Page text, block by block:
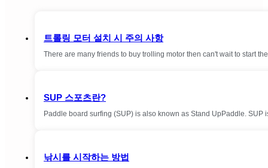
트롤링 모터 설치 시 주의 사항
There are many friends to buy trolling motor then can't wait to start
SUP 스포츠란?
Paddle board surfing (SUP) is also known as Stand UpPaddle.
낚시를 시작하는 방법